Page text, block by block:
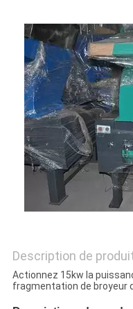
DEMANDEZ
UNE
CITATION
PLAN
DU
SITE
PRIVACY
Description de
Actionnez 15kw la
fragmentation de broyeur